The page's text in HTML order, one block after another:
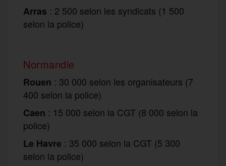
Arras : 2 500 selon les syndicats (1 500
selon la police)
Normandie
Rouen : 30 000 selon les organisateurs (7
400 selon la police)
Caen : 15 000 selon la CGT (8 000 selon la
police)
Le Havre : 35 000 selon la CGT (5 300
selon la police)